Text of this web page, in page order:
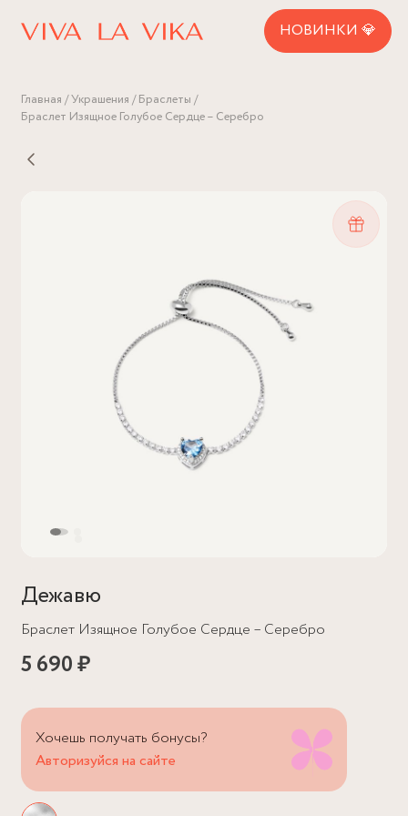
НОВИНКИ 💎
Главная Украшения
Браслеты
Браслет Изящное Голубое Сердце – Серебро
Дежавю
Браслет Изящное Голубое Сердце – Серебро
5 690 ₽
Хочешь получать бонусы?
Авторизуйся на сайте